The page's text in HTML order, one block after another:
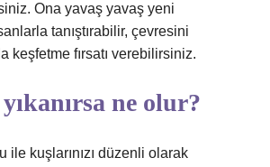
Ona yavaş yavaş yeni
tanıştırabilir, çevresini
keşfetme fırsatı verebilirsiniz.
ne olur?
ile kuşlarınızı düzenli olarak